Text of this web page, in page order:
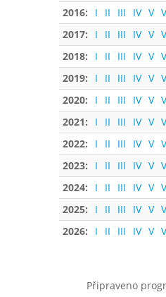
2016:
I II III IV V
2017:
I II III IV V
2018:
I II III IV V
2019:
I II III IV V
2020:
I II III IV V
2021:
I II III IV V
2022:
I II III IV V
2023:
I II III IV V
2024:
I II III IV V
2025:
I II III IV V
2026:
I II III IV V
Připraveno